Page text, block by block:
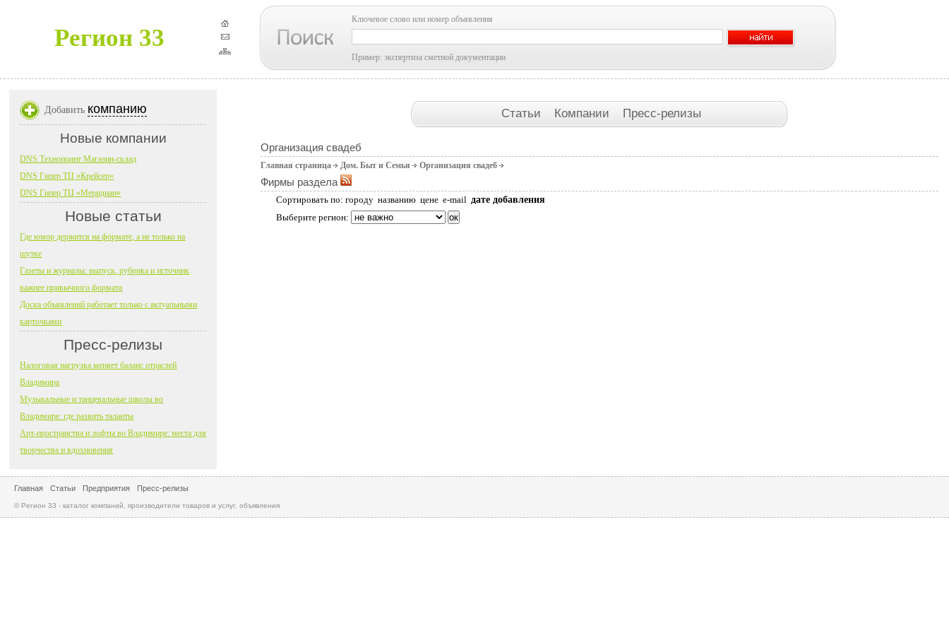
Регион 33
Ключевое слово или номер объявления
Пример: экспертиза сметной документации
Статьи Компании Пресс-релизы
Организация свадеб
Главная страница Дом. Быт и Семья Организация свадеб
Фирмы раздела
Сортировать по: городу названию цене e-mail дате добавления
Выберите регион:
Добавить компанию
Новые компании
DNS Технопоинт Магазин-склад
DNS Гипер ТЦ «Крейсер»
DNS Гипер ТЦ «Меридиан»
Новые статьи
Где юмор держится на формате, а не только на
шутке
Газеты и журналы: выпуск, рубрика и источник
важнее привычного формата
Доска объявлений работает только с актуальными
карточками
Пресс-релизы
Налоговая нагрузка меняет баланс отраслей
Владимира
Музыкальные и танцевальные школы во
Владимире: где развить таланты
Арт-пространства и лофты во Владимире: места для
творчества и вдохновения
Главная Статьи Предприятия Пресс-релизы
© Регион 33 - каталог компаний, производители товаров и услуг, объявления